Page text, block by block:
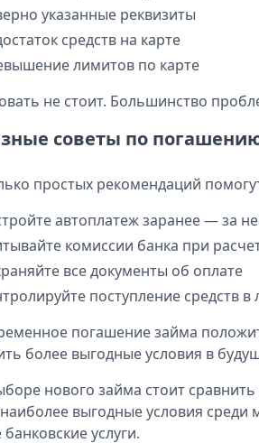
указанные реквизиты
средств на карте
лимитов по карте
не стоит. Большинство
советы по
простых рекомендаций
автоплатеж заранее — за
комиссии банка при
все документы об оплате
поступление средств
погашение займа
более выгодные условия в
нового займа стоит
выгодные условия
банковские услуги.